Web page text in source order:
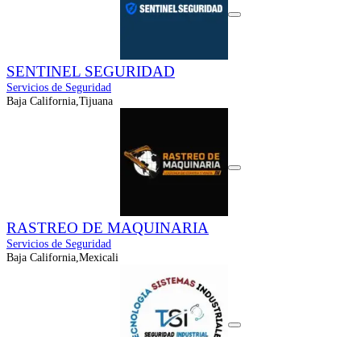
SENTINEL SEGURIDAD
Servicios de Seguridad
Baja California,Tijuana
RASTREO DE MAQUINARIA
Servicios de Seguridad
Baja California,Mexicali